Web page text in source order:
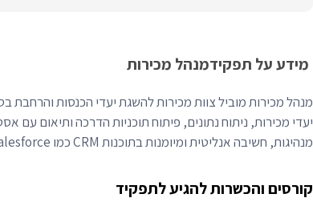
מידע על תפקידמנהל מכירות
מנהל מכירות מוביל צוות מכירות להשגת יעדי הכנסות והרחבת
יעדי מכירות, ניתוח נתונים, פיתוח תוכניות הדרכה ותיאום עם
מנהיגות, חשיבה אנליטית ומיומנות בתוכנות CRM כמו Salesforce.
קורסים והכשרות להגיע לתפקיד